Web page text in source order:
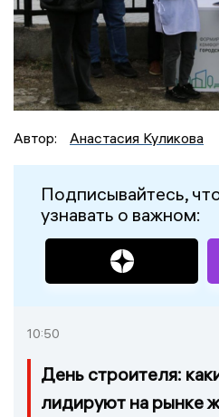
Автор: Анастасия Куликова
Подписывайтесь,
узнавать о важном:
10:50
День строителя:
лидируют на рынке